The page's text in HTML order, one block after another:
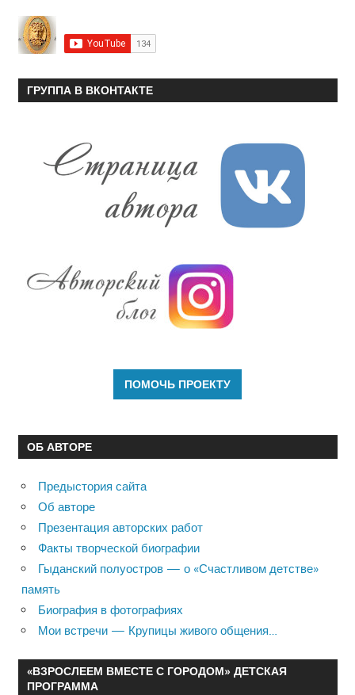
ГРУППА В ВКОНТАКТЕ
ОБ АВТОРЕ
Предыстория сайта
Об авторе
Презентация авторских работ
Факты творческой биографии
Гыданский полуостров — о «Счастливом детстве»
память
Биография в фотографиях
Мои встречи — Крупицы живого общения…
«ВЗРОСЛЕЕМ ВМЕСТЕ С ГОРОДОМ» ДЕТСКАЯ
ПРОГРАММА